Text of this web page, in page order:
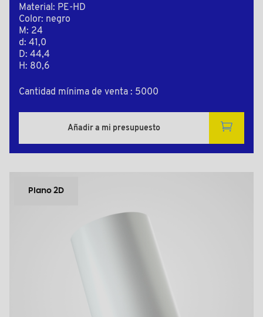
Material: PE-HD
Color: negro
M: 24
d: 41,0
D: 44,4
H: 80,6
Cantidad mínima de venta : 5000
Añadir a mi presupuesto
Plano 2D